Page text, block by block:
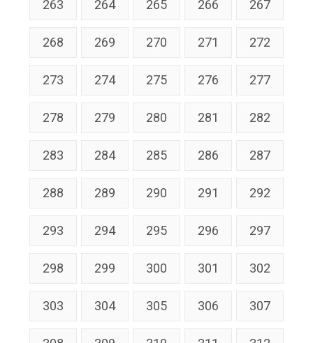
263 264 265 266 267
268 269 270 271 272
273 274 275 276 277
278 279 280 281 282
283 284 285 286 287
288 289 290 291 292
293 294 295 296 297
298 299 300 301 302
303 304 305 306 307